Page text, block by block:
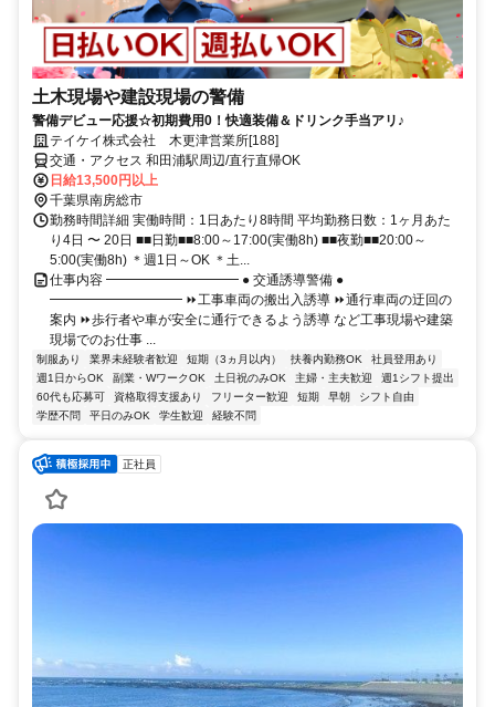
土木現場や建設現場の警備
警備デビュー応援☆初期費用0！快適装備＆ドリンク手当アリ♪
テイケイ株式会社 木更津営業所[188]
交通・アクセス 和田浦駅周辺/直行直帰OK
日給13,500円以上
千葉県南房総市
勤務時間詳細 実働時間：1日あたり8時間 平均勤務日数：1ヶ月あた
り4日 〜 20日 ■■日勤■■8:00～17:00(実働8h) ■■夜勤■■20:00～
5:00(実働8h) ＊週1日～OK ＊土...
仕事内容 ━━━━━━━━━━ ● 交通誘導警備 ●
━━━━━━━━━━ ⏩工事車両の搬出入誘導 ⏩通行車両の迂回の
案内 ⏩歩行者や車が安全に通行できるよう誘導 など工事現場や建築
現場でのお仕事 ...
制服あり 業界未経験者歓迎 短期（3ヵ月以内） 扶養内勤務OK
社員登用あり
週1日からOK
副業・WワークOK 土日祝のみOK 主婦・主夫歓迎
週1シフト提出
60代も応募可
資格取得支援あり フリーター歓迎 短期 早朝
シフト自由
学歴不問
平日のみOK 学生歓迎 経験不問
正社員